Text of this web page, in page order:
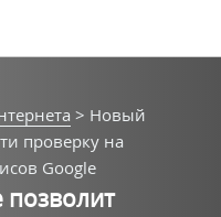
> Новый
проверку на
Google
позволит